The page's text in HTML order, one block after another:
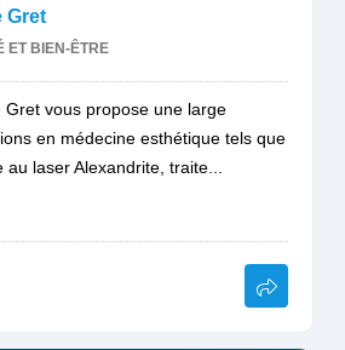
Gret
ET BIEN-ÊTRE
Gret vous propose une large
en médecine esthétique tels que
laser Alexandrite, traite...